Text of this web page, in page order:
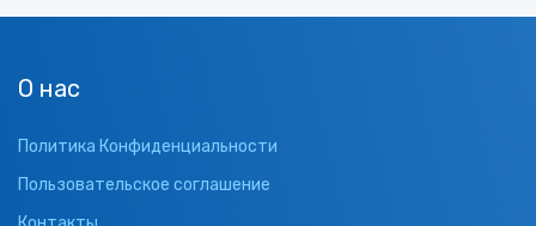
О нас
Политика Конфиденциальности
Пользовательское соглашение